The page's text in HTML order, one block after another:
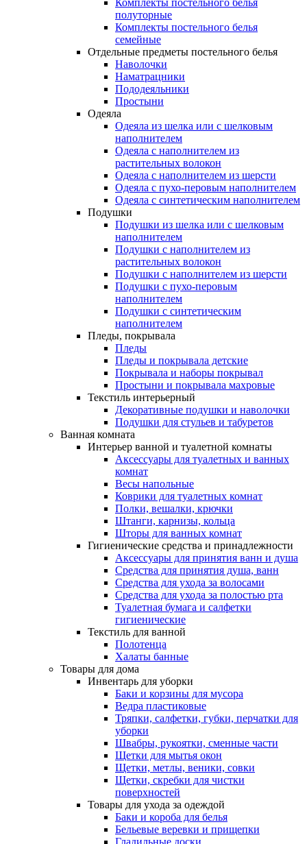
Комплекты постельного белья
полуторные
Комплекты постельного белья
семейные
Отдельные предметы постельного белья
Наволочки
Наматрацники
Пододеяльники
Простыни
Одеяла
Одеяла из шелка или с шелковым
наполнителем
Одеяла с наполнителем из
растительных волокон
Одеяла с наполнителем из шерсти
Одеяла с пухо-перовым наполнителем
Одеяла с синтетическим наполнителем
Подушки
Подушки из шелка или с шелковым
наполнителем
Подушки с наполнителем из
растительных волокон
Подушки с наполнителем из шерсти
Подушки с пухо-перовым
наполнителем
Подушки с синтетическим
наполнителем
Пледы, покрывала
Пледы
Пледы и покрывала детские
Покрывала и наборы покрывал
Простыни и покрывала махровые
Текстиль интерьерный
Декоративные подушки и наволочки
Подушки для стульев и табуретов
Ванная комната
Интерьер ванной и туалетной комнаты
Аксессуары для туалетных и ванных
комнат
Весы напольные
Коврики для туалетных комнат
Полки, вешалки, крючки
Штанги, карнизы, кольца
Шторы для ванных комнат
Гигиенические средства и принадлежности
Аксессуары для принятия ванн и душа
Средства для принятия душа, ванн
Средства для ухода за волосами
Средства для ухода за полостью рта
Туалетная бумага и салфетки
гигиенические
Текстиль для ванной
Полотенца
Халаты банные
Товары для дома
Инвентарь для уборки
Баки и корзины для мусора
Ведра пластиковые
Тряпки, салфетки, губки, перчатки для
уборки
Швабры, рукоятки, сменные части
Щетки для мытья окон
Щетки, метлы, веники, совки
Щетки, скребки для чистки
поверхностей
Товары для ухода за одеждой
Баки и короба для белья
Бельевые веревки и прищепки
Гладильные доски